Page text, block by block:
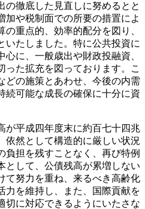
の徹底した見直しに努めるとと
加や税制面での所要の措置によ
の重点的、効率的配分を図り、
いたしました。特に公共投資に
に、一般歳出や財政投融資、
った拡充を図っております。こ
どの施策とあわせ、今後の内需
続可能な成長の確保に十分に資
平成四年度末に約百七十四兆
依然として構造的に厳しい状況
負担を残すことなく、再び特例
として、公債残高が累増しない
て努力を重ね、来るべき高齢化
力を維持し、また、国際貢献を
切に対応できるようにいたさな